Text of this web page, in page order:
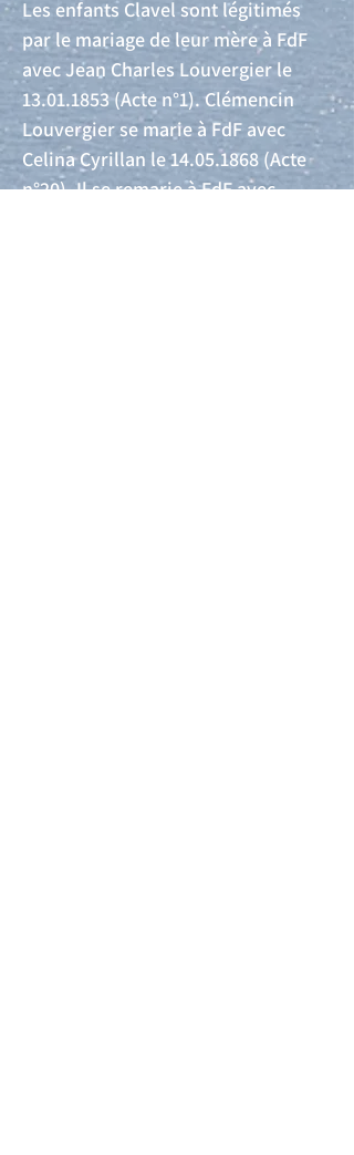
Les enfants Clavel sont légitimés
par le mariage de leur mère à FdF
avec Jean Charles Louvergier le
13.01.1853(Acte n°1). Clémencin
Louvergier se marie à FdF avec
Celina Cyrillan le14.05.1868 (Acte
n°20). Il se remarie à FdF avec